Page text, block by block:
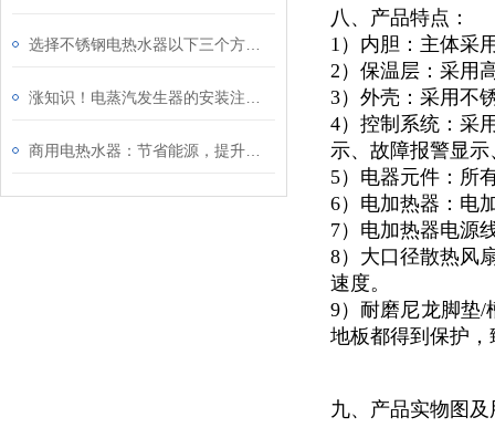
八、产品特点：
1）内胆：主体采
2）保温层：采用
3）外壳：采用不
4）控制系统：采
示、故障报警显
5）电器元件：所
6）电加热器：电
7）电加热器电源
8）大口径散热风
速度。
9）耐磨尼龙脚垫/
地板都得到保护
九、产品实物图